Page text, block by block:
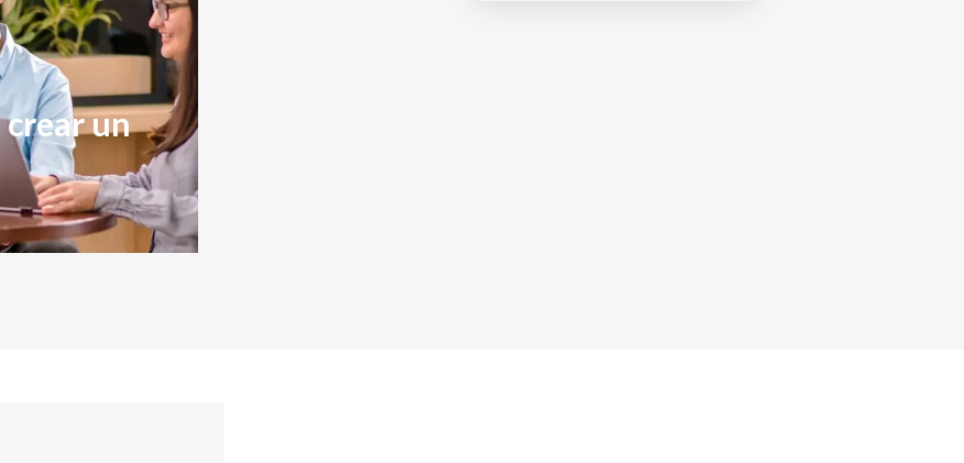
crear un